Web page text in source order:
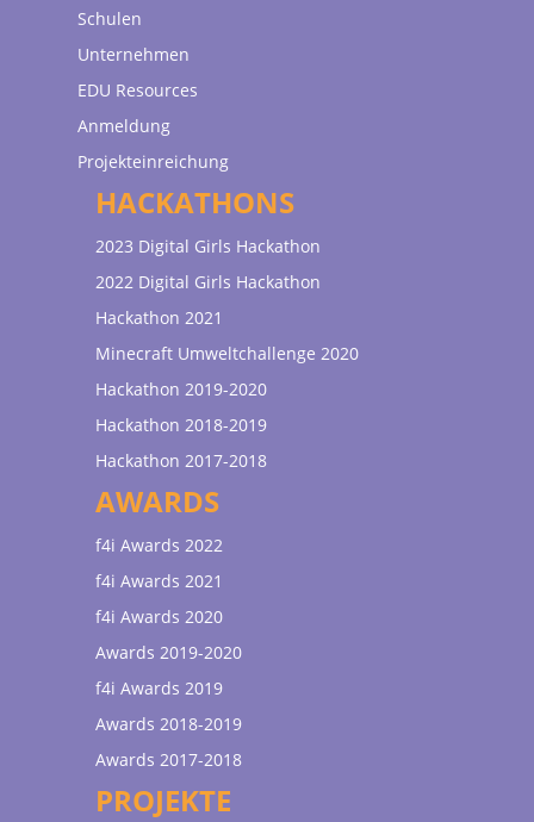
Schulen
Unternehmen
EDU Resources
Anmeldung
Projekteinreichung
HACKATHONS
2023 Digital Girls Hackathon
2022 Digital Girls Hackathon
Hackathon 2021
Minecraft Umweltchallenge 2020
Hackathon 2019-2020
Hackathon 2018-2019
Hackathon 2017-2018
AWARDS
f4i Awards 2022
f4i Awards 2021
f4i Awards 2020
Awards 2019-2020
f4i Awards 2019
Awards 2018-2019
Awards 2017-2018
PROJEKTE